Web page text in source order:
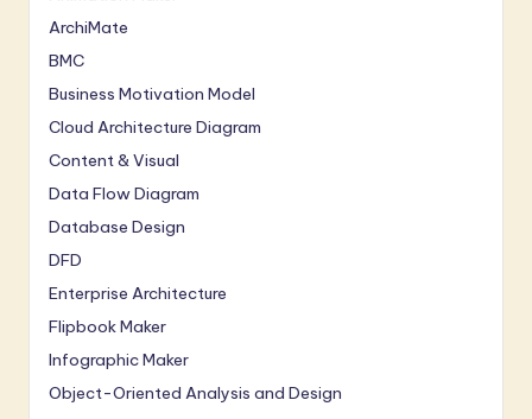
ArchiMate
BMC
Business Motivation Model
Cloud Architecture Diagram
Content & Visual
Data Flow Diagram
Database Design
DFD
Enterprise Architecture
Flipbook Maker
Infographic Maker
Object-Oriented Analysis and Design